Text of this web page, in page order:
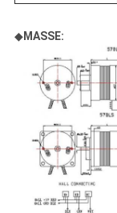
◆MASSE: